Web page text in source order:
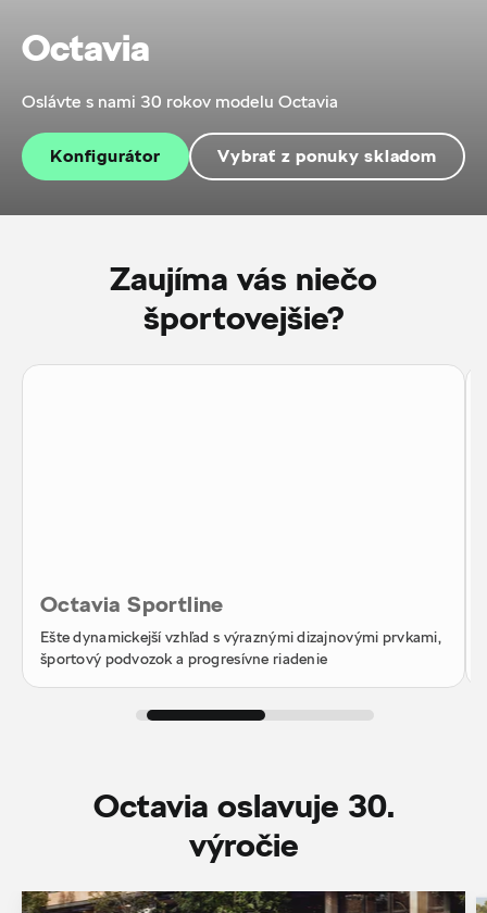
Octavia
Oslávte s nami 30 rokov modelu Octavia
Konfigurátor Vybrať z ponuky skladom
Zaujíma vás niečo
športovejšie?
Octavia Sportline
Ešte dynamickejší vzhľad s výraznými dizajnovými prvkami,
športový podvozok a progresívne riadenie
Octavia oslavuje 30.
‎výročie